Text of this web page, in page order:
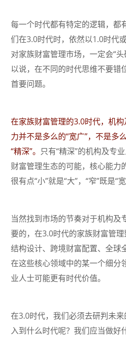
每一个时代都有特定的逻辑，都
们在3.0时代时，依然以1.0时代
对家族财富管理市场，一定会“
以说，在不同的时代思维不要错
首要问题。
在家族财富管理的3.0时代，机
力并不是多么的“宽广”，不是多
“精深”。 只有“精深”的机构及专
财富管理生态的可能，核心能力
很有点“小”就是“大”，“窄”既是“宽
当然找到市场的节奏对于机构及
要的，在3.0时代的家族财富管
结构设计、跨境财富配置、全球
在这些核心领域中的某一个细分
业人士可能更有时代价值。
在3.0时代，我们必须去研判未
入到什么时代呢？我们应当做好